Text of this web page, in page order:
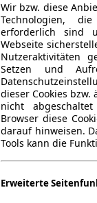
Wir bzw. diese
Technologien,
erforderlich sind
Webseite
Nutzeraktivitäten
Setzen und
dieser Cookies
nicht
Browser diese
darauf hinweisen.
Tools kann die
Erweiterte